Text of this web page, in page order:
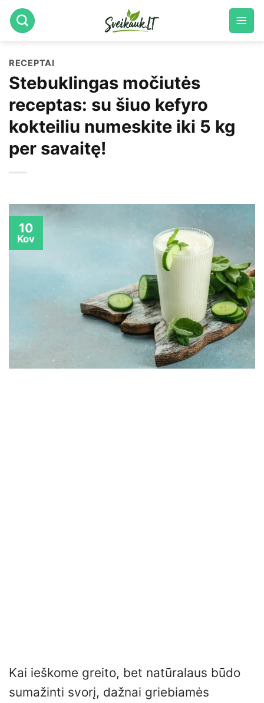
Skip
to
RECEPTAI
Stebuklingas močiutės
receptas: su šiuo kefyro
kokteiliu numeskite iki 5 kg
per savaitę!
10
Kov
Kai ieškome greito, bet natūralaus būdo
sumažinti svorį, dažnai griebiamės